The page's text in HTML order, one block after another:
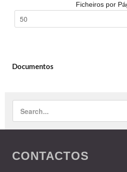
Ficheiros por
Documentos
CONTACTOS